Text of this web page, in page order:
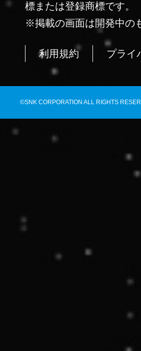
標または登録商標です。
※掲載の画面は開発中の
利用規約 プライ
©SNK CORPORATION ALL RIGHTS